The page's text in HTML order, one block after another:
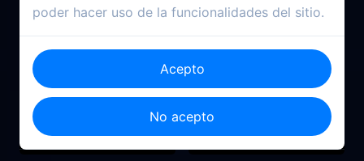
2021 2022
poder hacer uso de la funcionalidades del sitio.
Acepto
No acepto